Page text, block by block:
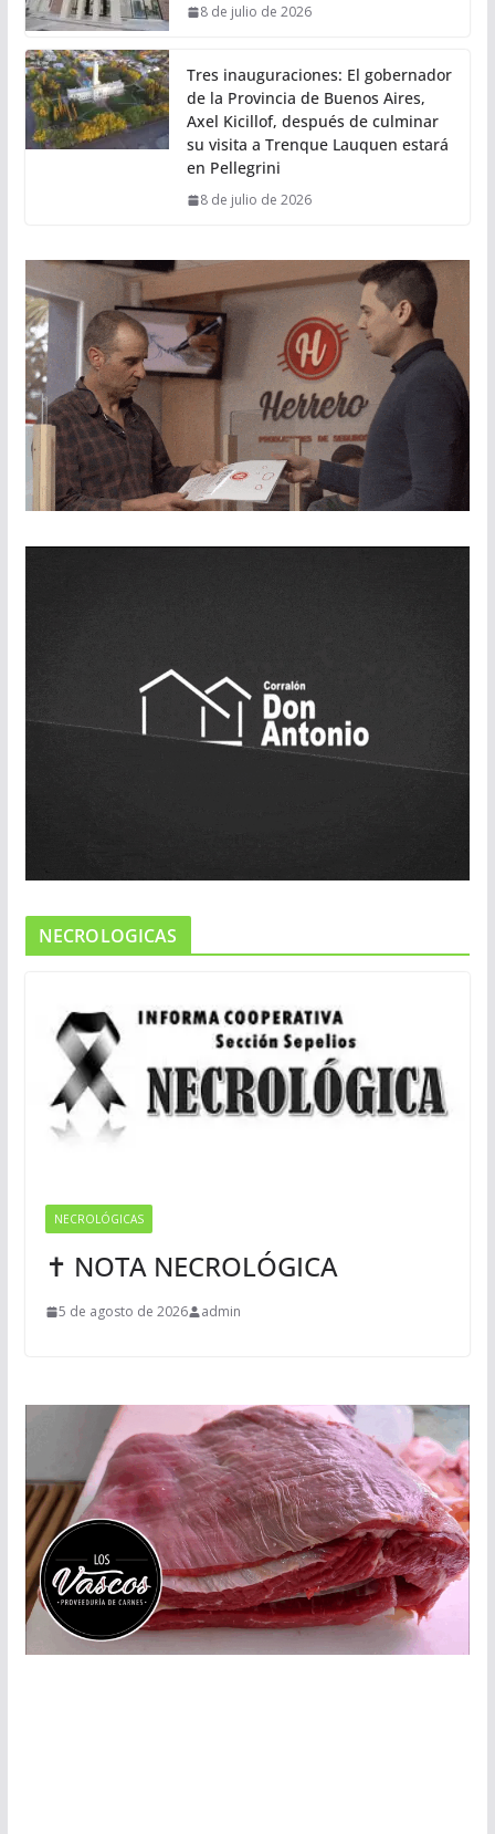
8 de julio de 2026
Tres inauguraciones: El gobernador
de la Provincia de Buenos Aires,
Axel Kicillof, después de culminar
su visita a Trenque Lauquen estará
en Pellegrini
8 de julio de 2026
NECROLOGICAS
NECROLÓGICAS
✝ NOTA NECROLÓGICA
5 de agosto de 2026 admin